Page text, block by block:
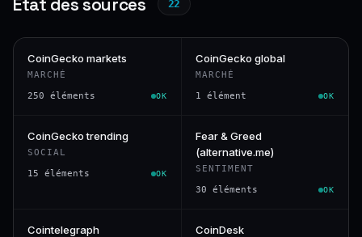
État des sources 22
CoinGecko markets
MARCHÉ
250 éléments OK
CoinGecko global
MARCHÉ
1 élément OK
CoinGecko trending
SOCIAL
15 éléments OK
Fear & Greed
(alternative.me)
SENTIMENT
30 éléments OK
Cointelegraph CoinDesk